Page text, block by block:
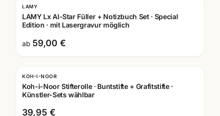
LAMY
LAMY Lx Al-Star Füller + Notizbuch Set · Special
Edition · mit Lasergravur möglich
ab 59,00 €
KOH-I-NOOR
Koh-i-Noor Stifterolle · Buntstifte + Grafitstifte ·
Künstler-Sets wählbar
39,95 €